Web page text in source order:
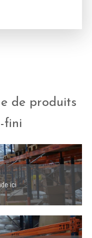
de produits
fini
ici